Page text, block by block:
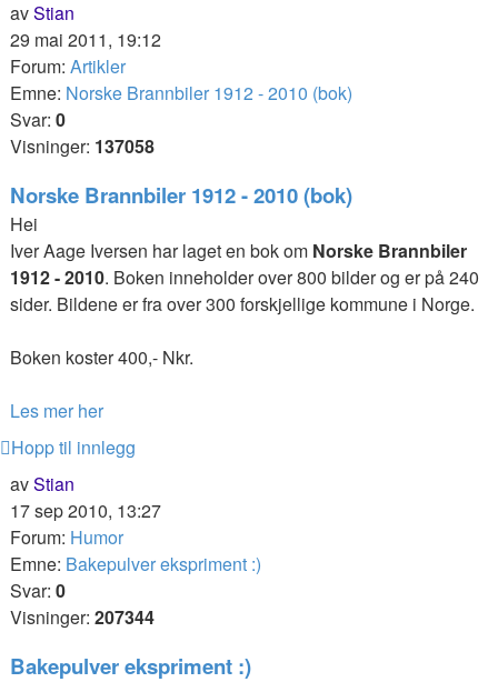
avStian
29 mai 2011, 19:12
Forum: Artikler
Emne: Norske Brannbiler 1912 - 2010 (bok)
Svar: 0
Visninger: 137058
Norske Brannbiler 1912 - 2010 (bok)
Hei
Iver Aage Iversen har laget en bok om Norske Brannbiler
1912 - 2010. Boken inneholder over 800 bilder og er på 240
sider. Bildene er fra over 300 forskjellige kommune i Norge.
Boken koster 400,- Nkr.
Les mer her
Hopp til innlegg
avStian
17 sep 2010, 13:27
Forum: Humor
Emne: Bakepulver ekspriment :)
Svar: 0
Visninger: 207344
Bakepulver ekspriment :)